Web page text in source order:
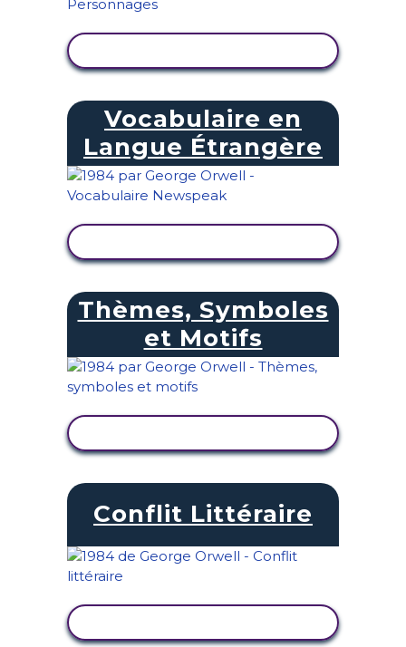
Vocabulaire en
Langue Étrangère
Thèmes, Symboles
et Motifs
Conflit Littéraire